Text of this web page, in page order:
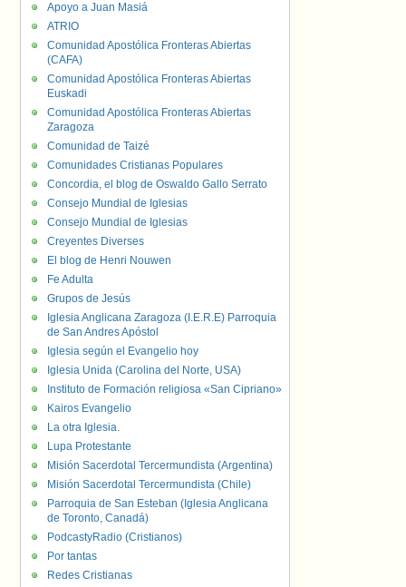
Apoyo a Juan Masiá
ATRIO
Comunidad Apostólica Fronteras Abiertas
(CAFA)
Comunidad Apostólica Fronteras Abiertas
Euskadi
Comunidad Apostólica Fronteras Abiertas
Zaragoza
Comunidad de Taizé
Comunidades Cristianas Populares
Concordia, el blog de Oswaldo Gallo Serrato
Consejo Mundial de Iglesias
Consejo Mundial de Iglesias
Creyentes Diverses
El blog de Henri Nouwen
Fe Adulta
Grupos de Jesús
Iglesia Anglicana Zaragoza (I.E.R.E) Parroquia
de San Andres Apóstol
Iglesia según el Evangelio hoy
Iglesia Unida (Carolina del Norte, USA)
Instituto de Formación religiosa «San Cipriano»
Kairos Evangelio
La otra Iglesia.
Lupa Protestante
Misión Sacerdotal Tercermundista (Argentina)
Misión Sacerdotal Tercermundista (Chile)
Parroquia de San Esteban (Iglesia Anglicana
de Toronto, Canadá)
PodcastyRadio (Cristianos)
Por tantas
Redes Cristianas